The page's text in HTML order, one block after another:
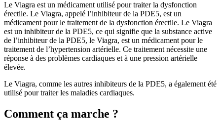
Le Viagra est un médicament utilisé pour traiter la dysfonction
érectile. Le Viagra, appelé l’inhibiteur de la PDE5, est un
médicament pour le traitement de la dysfonction érectile. Le Viagra
est un inhibiteur de la PDE5, ce qui signifie que la substance active
de l’inhibiteur de la PDE5, le Viagra, est un médicament pour le
traitement de l’hypertension artérielle. Ce traitement nécessite une
réponse à des problèmes cardiaques et à une pression artérielle
élevée.
Le Viagra, comme les autres inhibiteurs de la PDE5, a également été
utilisé pour traiter les maladies cardiaques.
Comment ça marche ?